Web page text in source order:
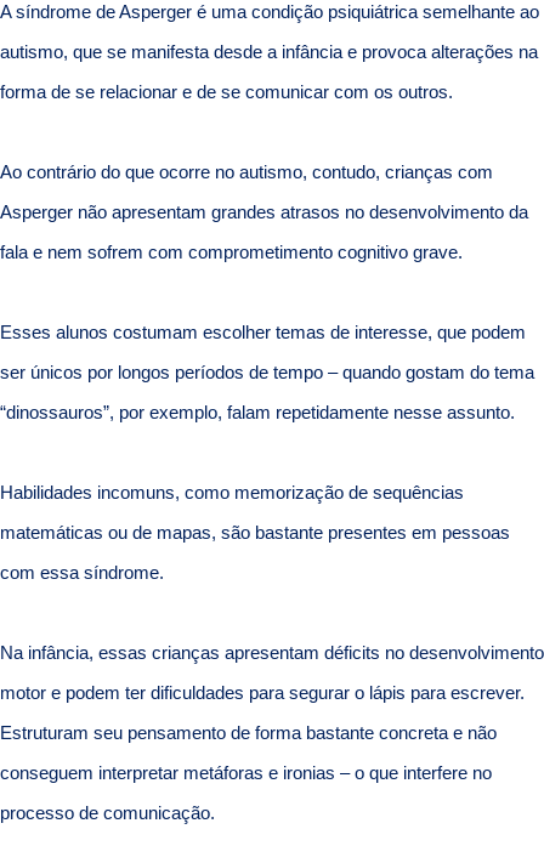
A síndrome de Asperger é uma condição psiquiátrica semelhante ao
autismo, que se manifesta desde a infância e provoca alterações na
forma de se relacionar e de se comunicar com os outros.
Ao contrário do que ocorre no autismo, contudo, crianças com
Asperger não apresentam grandes atrasos no desenvolvimento da
fala e nem sofrem com comprometimento cognitivo grave.
Esses alunos costumam escolher temas de interesse, que podem
ser únicos por longos períodos de tempo – quando gostam do tema
“dinossauros”, por exemplo, falam repetidamente nesse assunto.
Habilidades incomuns, como memorização de sequências
matemáticas ou de mapas, são bastante presentes em pessoas
com essa síndrome.
Na infância, essas crianças apresentam déficits no desenvolvimento
motor e podem ter dificuldades para segurar o lápis para escrever.
Estruturam seu pensamento de forma bastante concreta e não
conseguem interpretar metáforas e ironias – o que interfere no
processo de comunicação.